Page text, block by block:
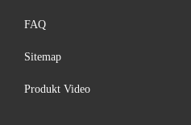
FAQ
Sitemap
Produkt Video